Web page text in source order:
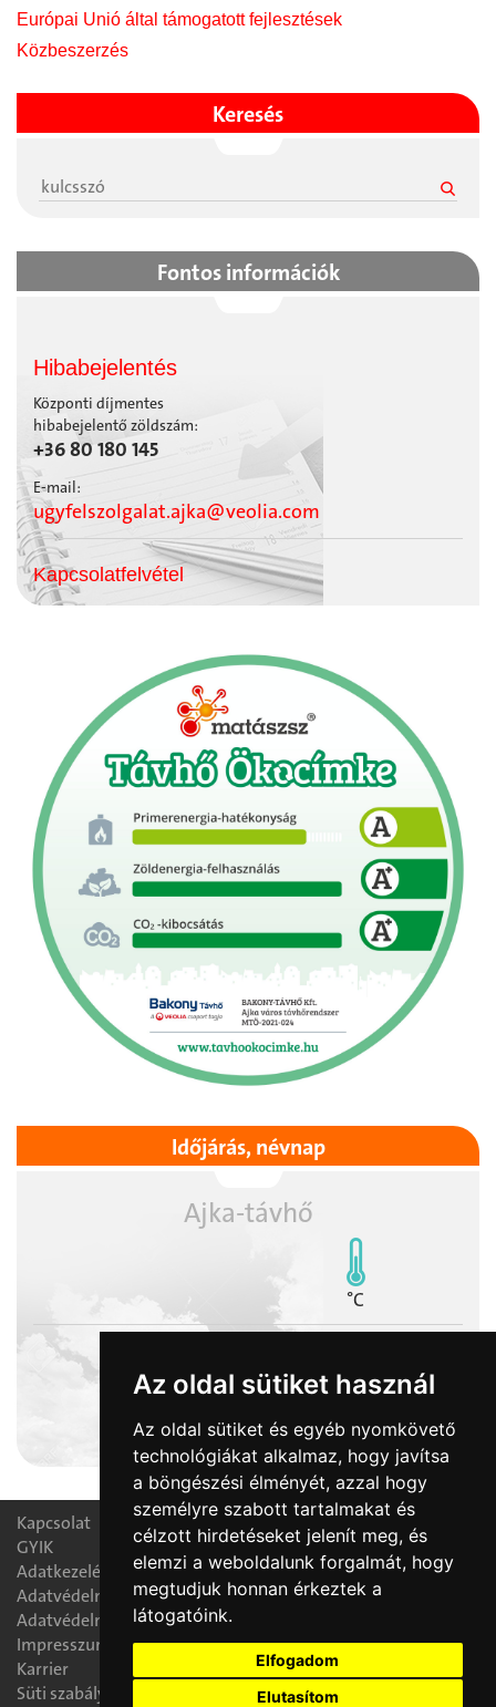
Az oldal sütiket használ
Az oldal sütiket és egyéb nyomkövető
technológiákat alkalmaz, hogy javítsa
a böngészési élményét, azzal hogy
személyre szabott tartalmakat és
célzott hirdetéseket jelenít meg, és
elemzi a weboldalunk forgalmát, hogy
megtudjuk honnan érkeztek a
látogatóink.
Elfogadom
Elutasítom
Európai Unió által támogatott fejlesztések
Közbeszerzés
Keresés
Fontos információk
Hibabejelentés
Központi díjmentes
hibabejelentő zöldszám:
+36 80 180 145
E-mail:
ugyfelszolgalat.ajka@veolia.com
Kapcsolatfelvétel
Időjárás, névnap
Ajka-távhő
°C
László napja
Kapcsolat
GYIK
Adatkezelési nyilatkozat
Adatvédelmi tájékoztató
Adatvédelmi tisztségviselő
Impresszum
Karrier
Süti szabályzat